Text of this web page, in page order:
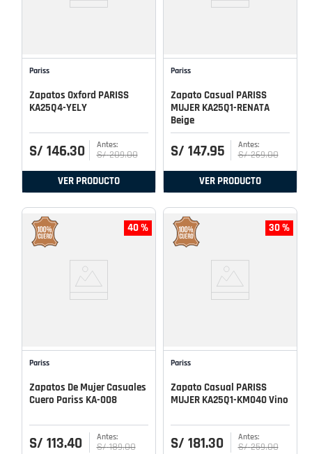
Pariss
Zapatos Oxford PARISS
KA25Q4-YELY
S/ 146.30 S/ 209.00
VER PRODUCTO
Pariss
Zapato Casual PARISS
MUJER KA25Q1-RENATA
Beige
S/ 147.95 S/ 269.00
VER PRODUCTO
40 %
Pariss
Zapatos De Mujer Casuales
Cuero Pariss KA-008
S/ 113.40 S/ 189.00
30 %
Pariss
Zapato Casual PARISS
MUJER KA25Q1-KM040 Vino
S/ 181.30 S/ 259.00